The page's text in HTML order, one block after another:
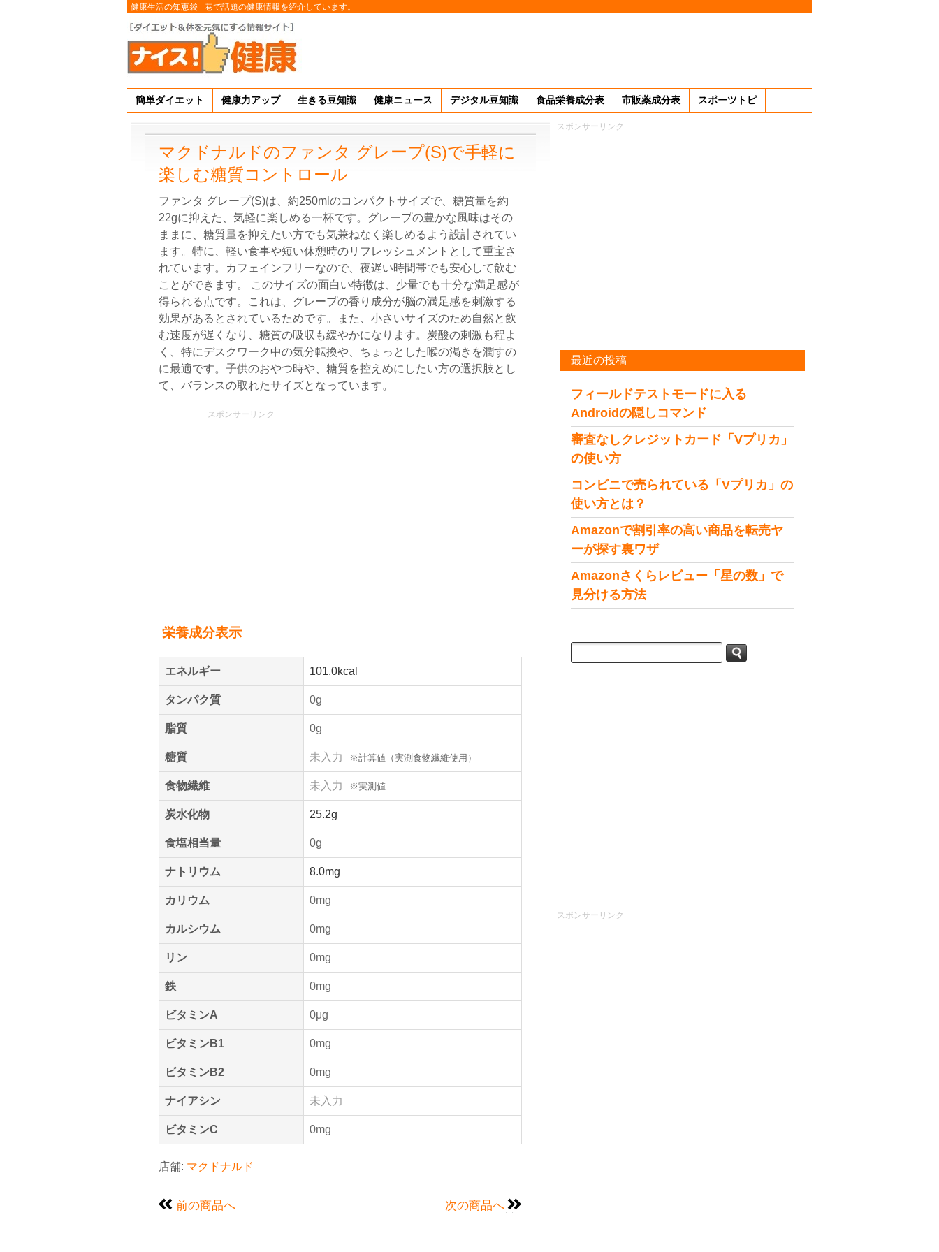
健康生活の知恵袋 巷で話題の健康情報を紹介しています。
簡単ダイエット 健康力アップ 生きる豆知識 健康ニュース デジタル豆知識 食品栄養成分表 市販薬成分表 スポーツトピ
マクドナルドのファンタ グレープ(S)で手軽に
楽しむ糖質コントロール
ファンタ グレープ(S)は、約250mlのコンパクトサイズで、糖質量を約
22gに抑えた、気軽に楽しめる一杯です。グレープの豊かな風味はその
ままに、糖質量を抑えたい方でも気兼ねなく楽しめるよう設計されてい
ます。特に、軽い食事や短い休憩時のリフレッシュメントとして重宝さ
れています。カフェインフリーなので、夜遅い時間帯でも安心して飲む
ことができます。 このサイズの面白い特徴は、少量でも十分な満足感が
得られる点です。これは、グレープの香り成分が脳の満足感を刺激する
効果があるとされているためです。また、小さいサイズのため自然と飲
む速度が遅くなり、糖質の吸収も緩やかになります。炭酸の刺激も程よ
く、特にデスクワーク中の気分転換や、ちょっとした喉の渇きを潤すの
に最適です。子供のおやつ時や、糖質を控えめにしたい方の選択肢とし
て、バランスの取れたサイズとなっています。
スポンサーリンク
栄養成分表示
エネルギー 101.0kcal
タンパク質 0g
脂質 0g
糖質 未入力 ※計算値（実測食物繊維使用）
食物繊維 未入力 ※実測値
炭水化物 25.2g
食塩相当量 0g
ナトリウム 8.0mg
カリウム 0mg
カルシウム 0mg
リン 0mg
鉄 0mg
ビタミンA 0μg
ビタミンB1 0mg
ビタミンB2 0mg
ナイアシン 未入力
ビタミンC 0mg
店舗: マクドナルド
前の商品へ 次の商品へ
スポンサーリンク
最近の投稿
フィールドテストモードに入る
Androidの隠しコマンド
審査なしクレジットカード「Vプリカ」
の使い方
コンビニで売られている「Vプリカ」の
使い方とは？
Amazonで割引率の高い商品を転売ヤ
ーが探す裏ワザ
Amazonさくらレビュー「星の数」で
見分ける方法
スポンサーリンク